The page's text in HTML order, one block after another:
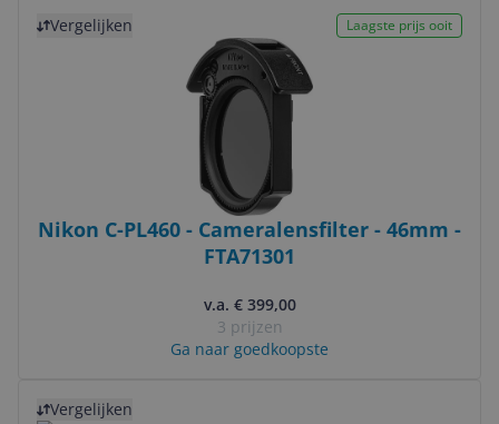
Vergelijken Laagste prijs ooit
Nikon C-PL460 - Cameralensfilter - 46mm -
FTA71301
v.a. € 399,00
3 prijzen
Ga naar goedkoopste
Vergelijken